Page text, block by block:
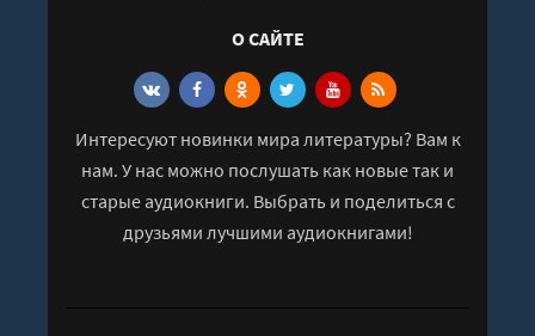
О САЙТЕ
Интересуют новинки мира литературы? Вам к
нам. У нас можно послушать как новые так и
старые аудиокниги. Выбрать и поделиться с
друзьями лучшими аудиокнигами!